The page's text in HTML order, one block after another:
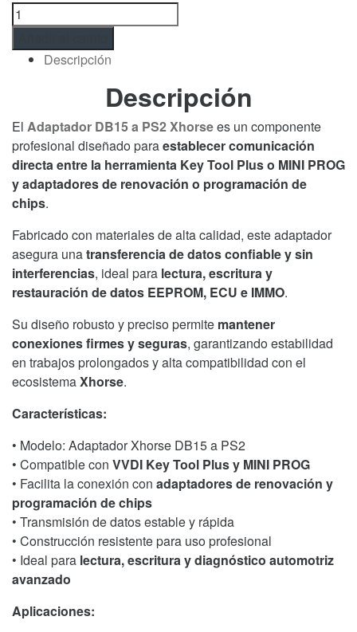
Adaptador
DB15
a
PS2
Key
Tool
Plus
y
MINI
–
Conector
de
Comunicación
para
Programación
Lectura
Chips
Descripción
Descripción
El Adaptador DB15 a PS2 Xhorsees un componente
profesional diseñado paraestablecer comunicación
directa entre la herramienta Key Tool Plus o MINI PROG
y adaptadores de renovación o programación de
chips.
Fabricado con materiales de alta calidad, este adaptador
asegura unatransferencia de datos confiable y sin
interferencias, ideal para lectura, escritura y
restauración de datos EEPROM, ECU e IMMO.
Su diseño robusto y preciso permite mantener
conexiones firmes y seguras, garantizando estabilidad
en trabajos prolongados y alta compatibilidad con el
ecosistemaXhorse.
Características:
• Modelo: Adaptador Xhorse DB15 a PS2
• Compatible con VVDI Key Tool Plus y MINI PROG
• Facilita la conexión con adaptadores de renovación y
programación de chips
• Transmisión de datos estable y rápida
• Construcción resistente para uso profesional
• Ideal para lectura, escritura y diagnóstico automotriz
avanzado
Aplicaciones: